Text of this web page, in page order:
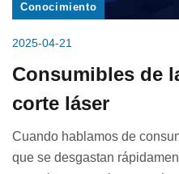
Conocimiento
2025-04-21
Consumibles de
corte láser
Cuando hablamos de
que se desgastan